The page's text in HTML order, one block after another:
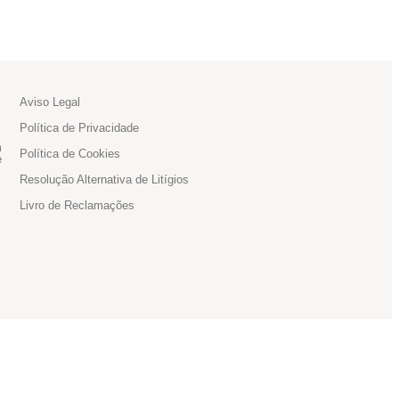
Aviso Legal
Política de Privacidade
Política de Cookies
Resolução Alternativa de Litígios
Livro de Reclamações